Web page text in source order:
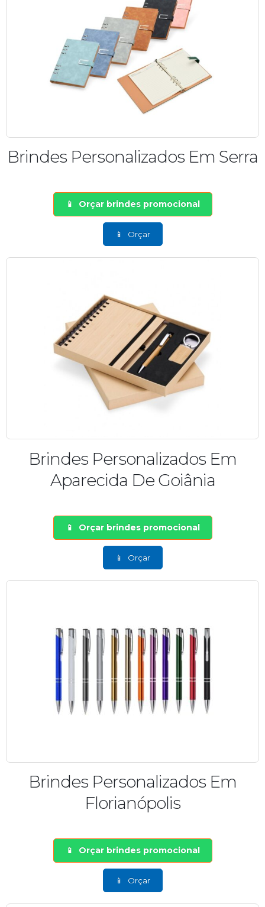
Brindes Personalizados Em Serra
Orçar brindes promocional
Orçar
Brindes Personalizados Em
Aparecida De Goiânia
Orçar brindes promocional
Orçar
Brindes Personalizados Em
Florianópolis
Orçar brindes promocional
Orçar